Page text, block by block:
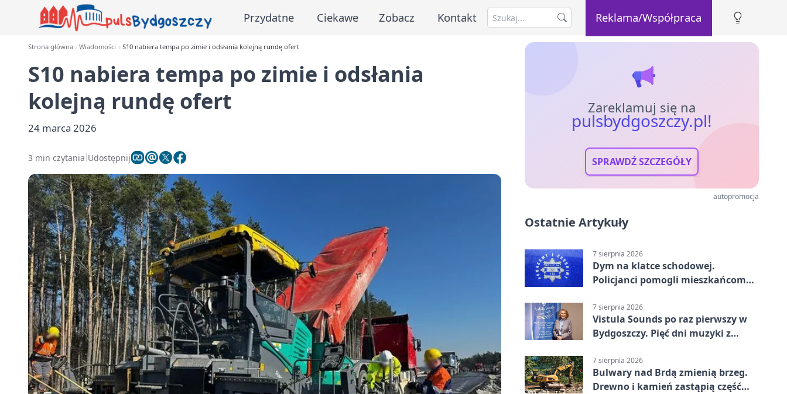
Przydatne Ciekawe Zobacz Kontakt Reklama/Współpraca
Strona główna Wiadomości S10 nabiera tempa po zimie i odsłania kolejną rundę ofert
S10 nabiera tempa po zimie i odsłania
kolejną rundę ofert
24 marca 2026
3 min czytania Udostępnij
Zareklamuj się na
pulsbydgoszczy.pl!
SPRAWDŹ SZCZEGÓŁY
autopromocja
Ostatnie Artykuły
7 sierpnia 2026
Dym na klatce schodowej.
Policjanci pomogli mieszkańcom
7 sierpnia 2026
Vistula Sounds po raz pierwszy w
Bydgoszczy. Pięć dni muzyki z
7 sierpnia 2026
Bulwary nad Brdą zmienią brzeg.
Drewno i kamień zastąpią część